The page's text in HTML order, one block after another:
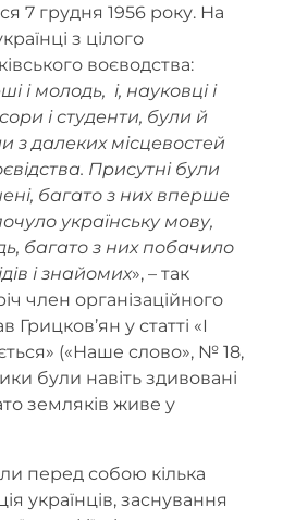
7 грудня 1956 року. На
з цілого
воєводства:
і молодь, і, науковці і
і студенти, були й
з далеких місцевостей
Присутні були
багато з них вперше
українську мову,
багато з них побачило
і знайомих», – так
член організаційного
Грицков’ян у статті «І
(«Наше слово», № 18,
були навіть здивовані
земляків живе у
перед собою кілька
українців, заснування